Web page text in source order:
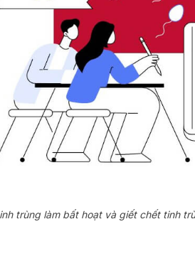
trùng làm bất hoạt và giết chết tinh